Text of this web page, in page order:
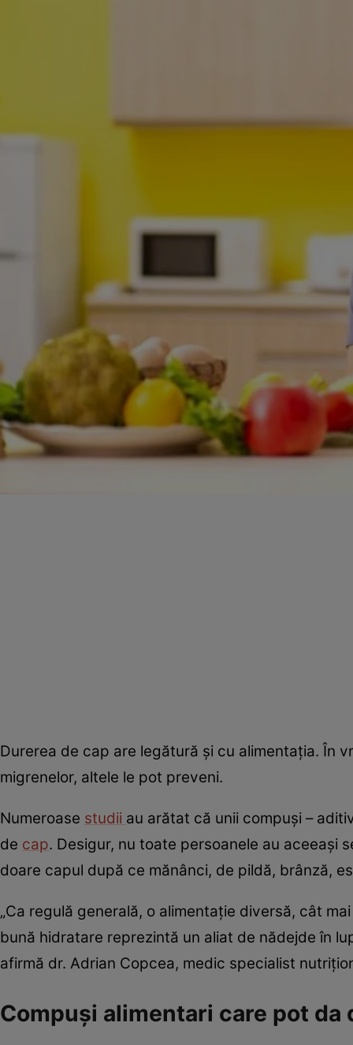
Durerea de cap are legătură şi cu alimentaţia. În
migrenelor, altele le pot preveni.
Numeroase studii au arătat că unii compuşi –
de cap. Desigur, nu toate persoanele au
doare capul după ce mănânci, de pildă, brânză,
„Ca regulă generală, o alimentaţie diversă, cât
bună hidratare reprezintă un aliat de nădejde în
afirmă dr. Adrian Copcea, medic specialist
Compuşi alimentari care pot da